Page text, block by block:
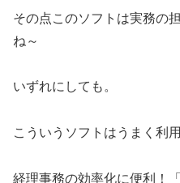
その点このソフトは実務の
ね～
いずれにしても。
こういうソフトはうまく利
経理事務の効率化に便利！